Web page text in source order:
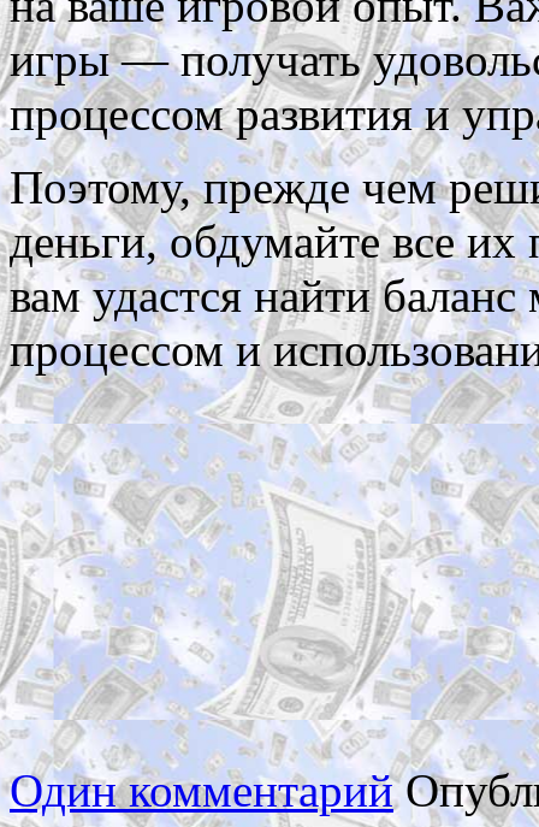
игры — получать
процессом развития и
Поэтому, прежде чем
деньги, обдумайте все
вам удастся найти
процессом и
Один комментарий